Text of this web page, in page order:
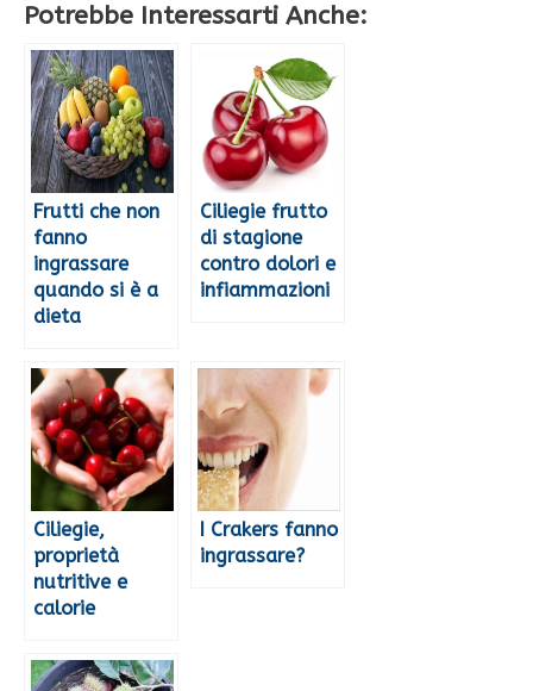
Potrebbe Interessarti Anche:
Frutti che non
fanno
ingrassare
quando si è a
dieta
Ciliegie frutto
di stagione
contro dolori e
infiammazioni
Ciliegie,
proprietà
nutritive e
calorie
I Crakers fanno
ingrassare?